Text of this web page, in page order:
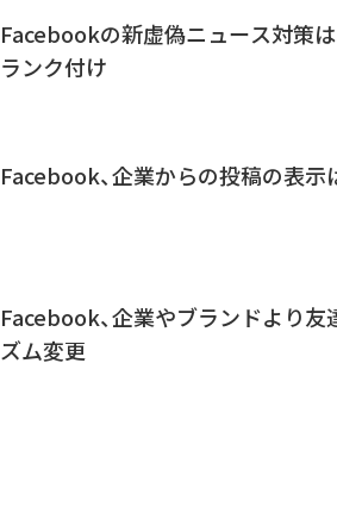
Facebookの新虚偽ニュース対策
ランク付け
Facebook、企業からの投稿の表
Facebook、企業やブランドより
ズム変更